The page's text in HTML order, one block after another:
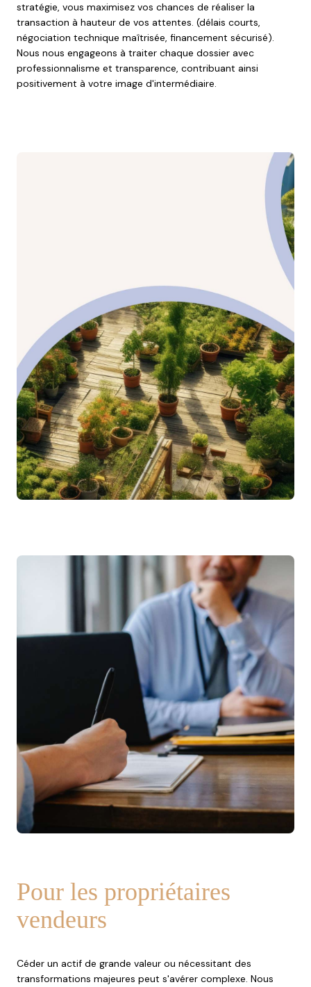
stratégie, vous maximisez vos chances de réaliser la
transaction à hauteur de vos attentes. (délais courts,
négociation technique maîtrisée, financement sécurisé).
Nous nous engageons à traiter chaque dossier avec
professionnalisme et transparence, contribuant ainsi
positivement à votre image d'intermédiaire.
Pour les propriétaires
vendeurs
Céder un actif de grande valeur ou nécessitant des
transformations majeures peut s'avérer complexe. Nous